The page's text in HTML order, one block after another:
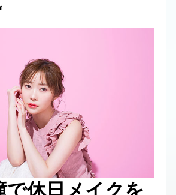
で休日メイクを